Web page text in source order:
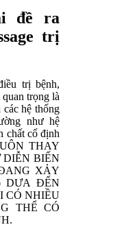
đề ra
trị
trị bệnh,
trọng là
hệ thống
như hệ
chất cố định
THAY
BIẾN
XẢY
DƯA ĐẾN
CÓ NHIỀU
THỂ CÓ